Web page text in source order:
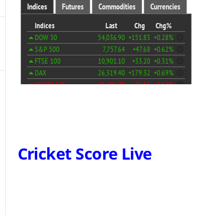
Cricket Score Live